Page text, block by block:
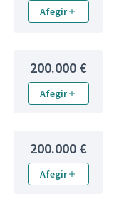
Afegir
200.000 €
Afegir
200.000 €
Afegir